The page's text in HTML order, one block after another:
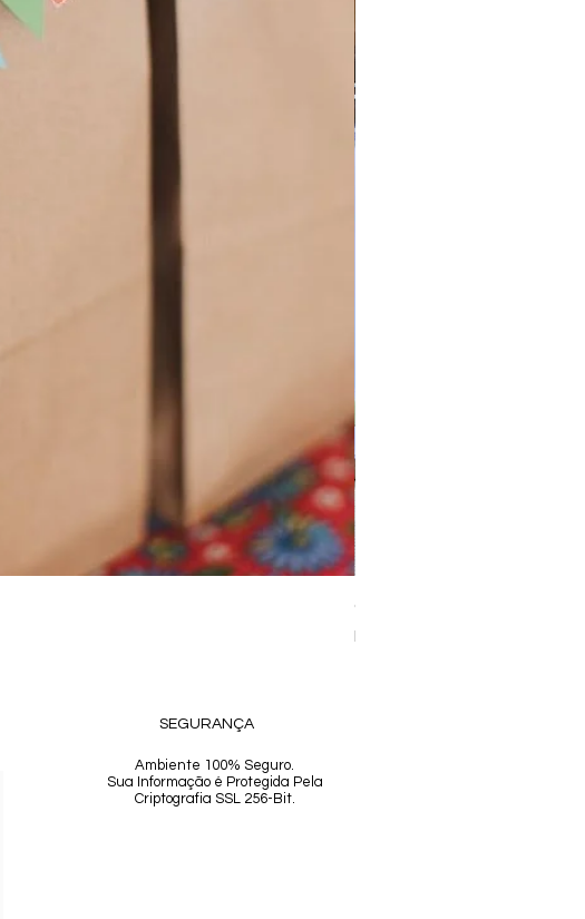
Coleção Essência •
Preço
R$ 386,00
SEGURANÇA
Ambiente 100% Seguro.
Sua Informação é Protegida Pela
Criptografia SSL 256-Bit.